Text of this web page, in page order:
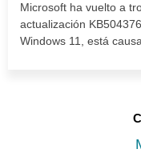
Microsoft ha vuelto a
actualización
Windows 11, está